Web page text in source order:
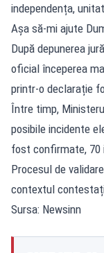
independența,
Așa să-mi ajute
După depunerea
oficial începerea
printr-o declarație
Între timp,
posibile incidente
fost confirmate, 70
Procesul de
contextul
Sursa: Newsinn